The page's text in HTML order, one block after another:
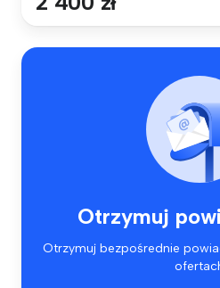
Otrzymuj
Otrzymuj bezpośrednie